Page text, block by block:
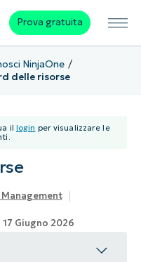
Prova gratuita
NinjaOne
delle risorse
il login per visualizzare le
Giugno 2026